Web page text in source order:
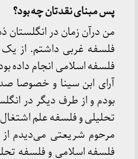
پس مبنای نقدتان چه بود؟
من درآن زمان در انگلستان
فلسفه غربی داشتم. از یک
فلسفه اسلامی انجام داده
آرای ابن سینا و خصوصا
بودم و از طرف دیگر در
تحلیلی و فلسفه علم
مرحوم شریعتی می‌دیدم از
فلسفه اسلامی و فلسفه